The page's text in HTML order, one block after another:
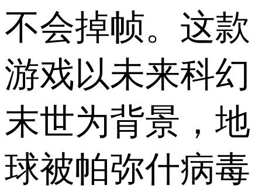
不会掉帧。这款
游戏以未来科幻
末世为背景，地
球被帕弥什病毒